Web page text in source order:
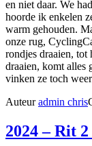
en niet daar. We
hoorde ik enkelen
warm gehouden.
onze rug,
rondjes draaien,
draaien, komt alles
vinken ze toch
Auteuradmin chris
2024 – Rit